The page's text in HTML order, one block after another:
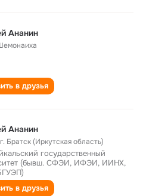
Ананин
в друзья
Ананин
г. Братск (Иркутская область)
государственный
(бывш. СФЭИ, ИФЭИ, ИИНХ,
в друзья